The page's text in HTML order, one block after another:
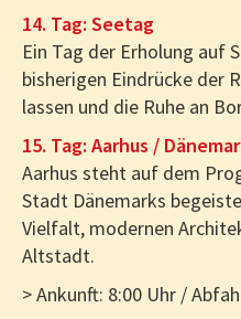
14. Tag: Seetag
Ein Tag der Erholung auf
bisherigen Eindrücke der
lassen und die Ruhe an
15. Tag: Aarhus /
Aarhus steht auf dem
Stadt Dänemarks
Vielfalt, modernen
Altstadt.
> Ankunft: 8:00 Uhr /